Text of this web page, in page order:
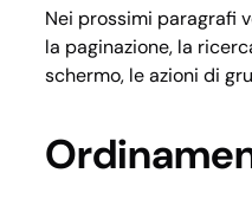
Nei prossimi paragrafi
la paginazione, la
schermo, le azioni di